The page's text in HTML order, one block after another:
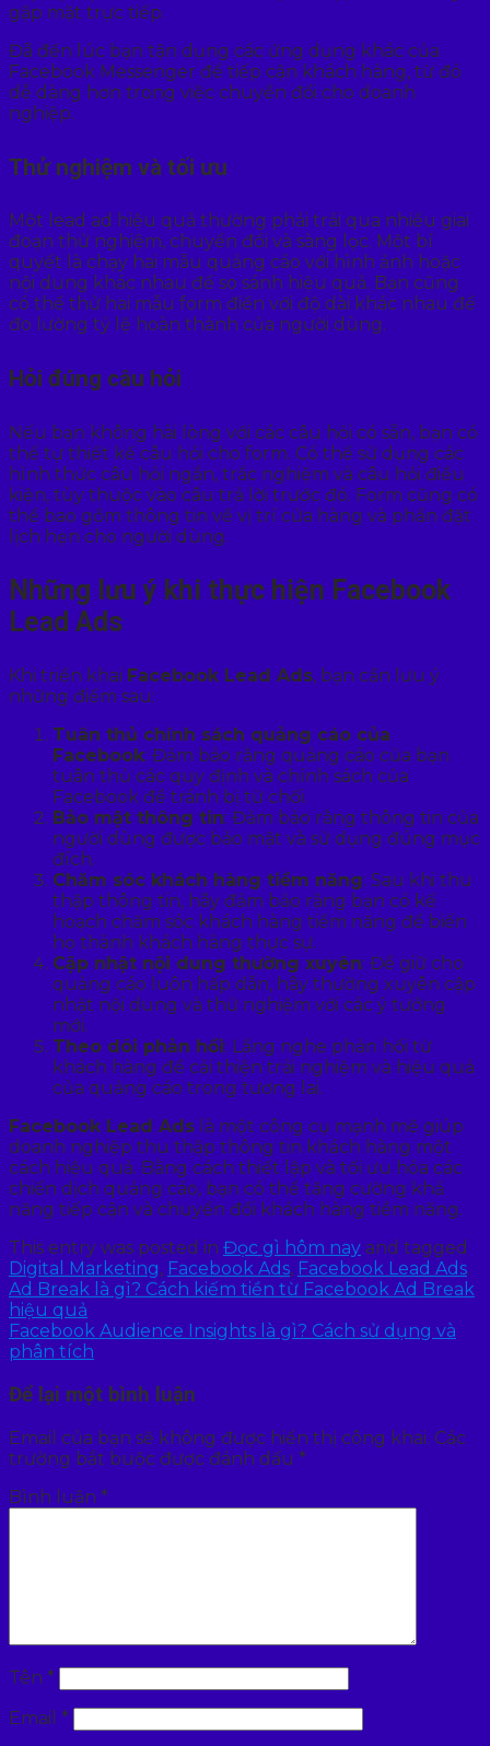
gặp mặt trực tiếp.
Đã đến lúc bạn tận dụng các ứng dụng khác của
Facebook Messenger để tiếp cận khách hàng, từ đó
dễ dàng hơn trong việc chuyển đổi cho doanh
nghiệp.
Thử nghiệm và tối ưu
Một lead ad hiệu quả thường phải trải qua nhiều giai
đoạn thử nghiệm, chuyển đổi và sàng lọc. Một bí
quyết là chạy hai mẫu quảng cáo với hình ảnh hoặc
nội dung khác nhau để so sánh hiệu quả. Bạn cũng
có thể thử hai mẫu form điền với độ dài khác nhau để
đo lường tỷ lệ hoàn thành của người dùng.
Hỏi đúng câu hỏi
Nếu bạn không hài lòng với các câu hỏi có sẵn, bạn có
thể tự thiết kế câu hỏi cho form. Có thể sử dụng các
hình thức câu hỏi ngắn, trắc nghiệm và câu hỏi điều
kiện, tùy thuộc vào câu trả lời trước đó. Form cũng có
thể bao gồm thông tin về vị trí cửa hàng và phần đặt
lịch hẹn cho người dùng.
Những lưu ý khi thực hiện Facebook
Lead Ads
Khi triển khai Facebook Lead Ads, bạn cần lưu ý
những điểm sau:
Tuân thủ chính sách quảng cáo của
Facebook: Đảm bảo rằng quảng cáo của bạn
tuân thủ các quy định và chính sách của
Facebook để tránh bị từ chối.
Bảo mật thông tin: Đảm bảo rằng thông tin của
người dùng được bảo mật và sử dụng đúng mục
đích.
Chăm sóc khách hàng tiềm năng: Sau khi thu
thập thông tin, hãy đảm bảo rằng bạn có kế
hoạch chăm sóc khách hàng tiềm năng để biến
họ thành khách hàng thực sự.
Cập nhật nội dung thường xuyên: Để giữ cho
quảng cáo luôn hấp dẫn, hãy thường xuyên cập
nhật nội dung và thử nghiệm với các ý tưởng
mới.
Theo dõi phản hồi: Lắng nghe phản hồi từ
khách hàng để cải thiện trải nghiệm và hiệu quả
của quảng cáo trong tương lai.
Facebook Lead Ads là một công cụ mạnh mẽ giúp
doanh nghiệp thu thập thông tin khách hàng một
cách hiệu quả. Bằng cách thiết lập và tối ưu hóa các
chiến dịch quảng cáo, bạn có thể tăng cường khả
năng tiếp cận và chuyển đổi khách hàng tiềm năng.
This entry was posted in Đọc gì hôm nay and tagged
Digital Marketing, Facebook Ads, Facebook Lead Ads.
Ad Break là gì? Cách kiếm tiền từ Facebook Ad Break
hiệu quả
Facebook Audience Insights là gì? Cách sử dụng và
phân tích
Để lại một bình luận
Email của bạn sẽ không được hiển thị công khai. Các
trường bắt buộc được đánh dấu *
Bình luận *
Tên *
Email *